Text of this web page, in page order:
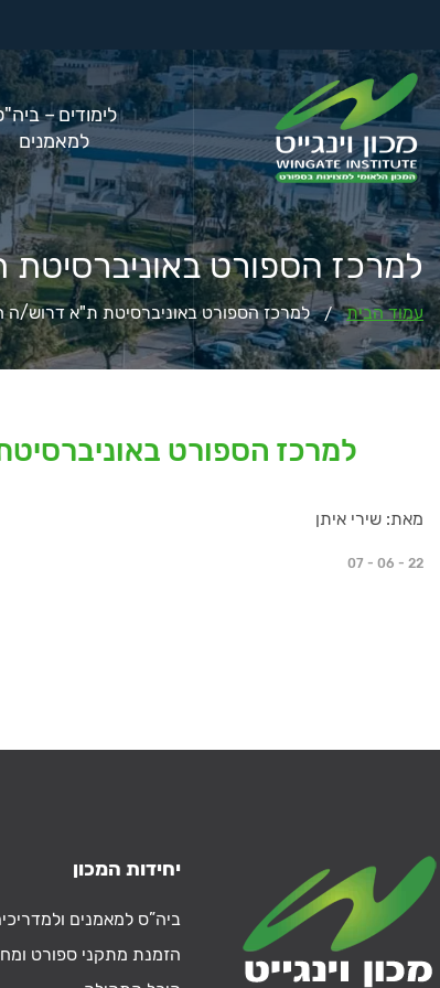
לימודים –
למאמנים
למרכז הספורט
עמוד הבית / למרכז הספורט באוניברסיטת ת"א דרוש/
למרכז הספורט
מאת: שירי איתן
07 - 06 - 22
יחידות המכון
ביה”ס למאמנים
הזמנת מתקני ספורט